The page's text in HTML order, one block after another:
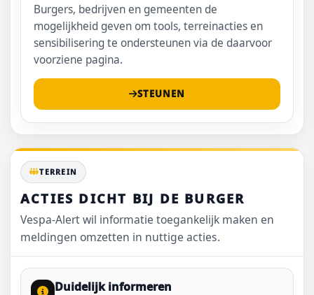
Burgers, bedrijven en gemeenten de
mogelijkheid geven om tools, terreinacties en
sensibilisering te ondersteunen via de daarvoor
voorziene pagina.
STEUNEN
TERREIN
ACTIES DICHT BIJ DE BURGER
Vespa-Alert wil informatie toegankelijk maken en
meldingen omzetten in nuttige acties.
Duidelijk informeren